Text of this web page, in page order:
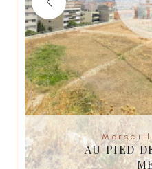
AU PIED